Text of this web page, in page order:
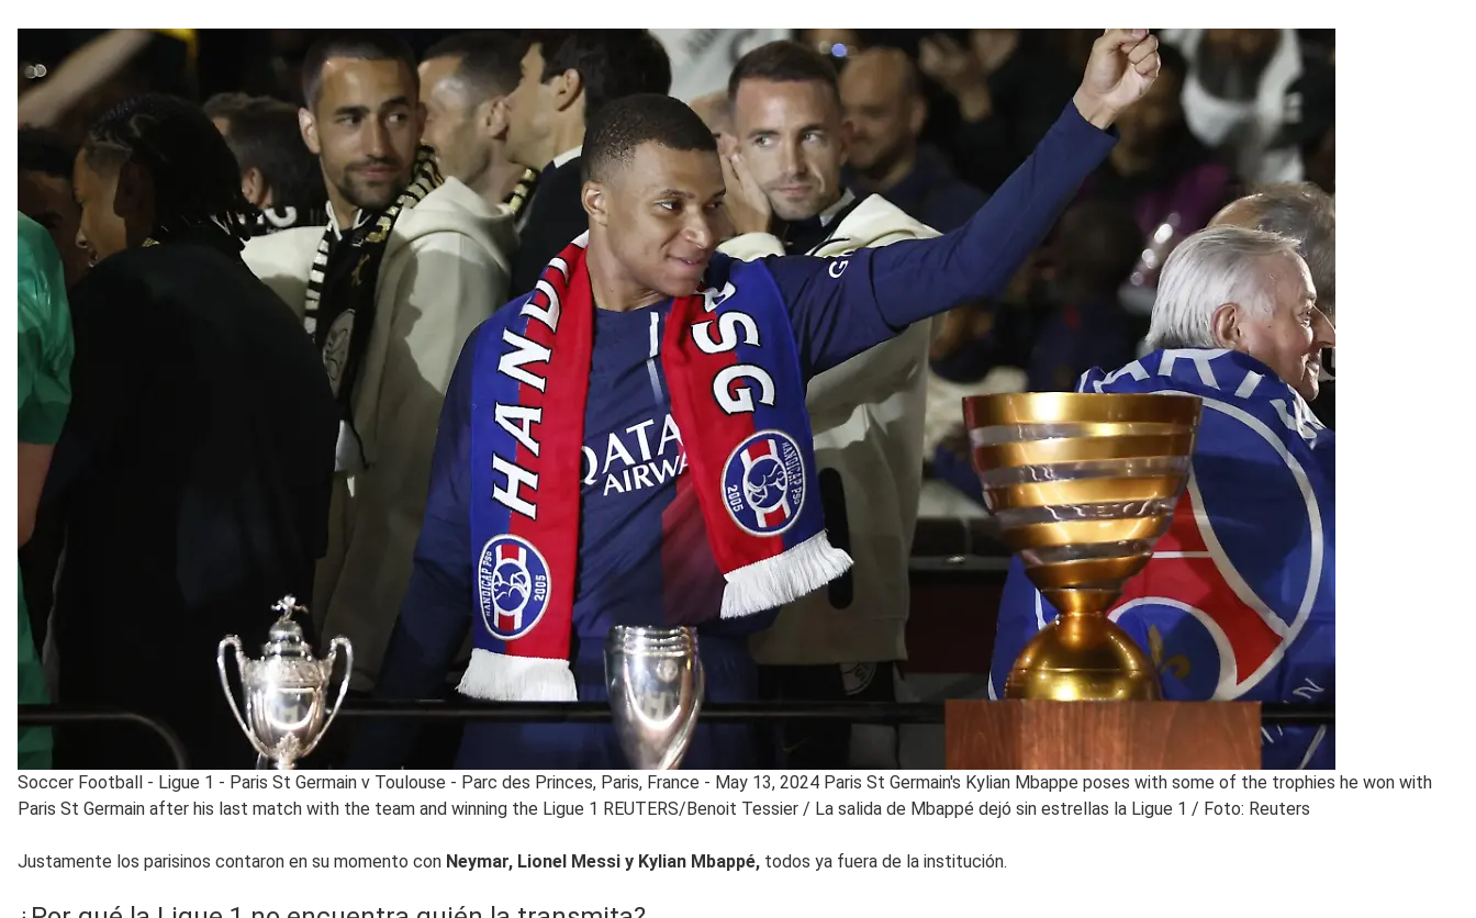
Soccer Football - Ligue 1 - Paris St Germain v Toulouse - Parc des Princes, Paris, France - May 13, 2024 Paris St Germain's Kylian Mbappe poses with some of the trophies he won with
Paris St Germain after his last match with the team and winning the Ligue 1 REUTERS/Benoit Tessier / La salida de Mbappé dejó sin estrellas la Ligue 1 / Foto: Reuters
Justamente los parisinos contaron en su momento con Neymar, Lionel Messi y Kylian Mbappé, todos ya fuera de la institución.